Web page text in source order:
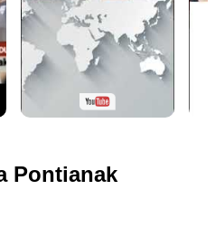
Pontianak